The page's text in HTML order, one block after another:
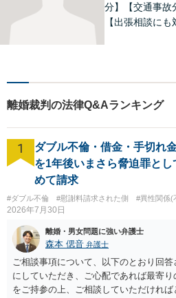
分】【交通事故
【出張相談にも
幅広い法律サー
たします。お気
ださい。
離婚裁判の法律Q&Aランキング
1
ダブル不倫・借金・手切れ
を1年後いまさら脅迫罪と
めて請求
#ダブル不倫 #慰謝料請求された側 #異性関係(
2026年7月30日
離婚・男女問題に強い弁護士
森本 偲音 弁護士
ご相談事項について、以下のとおり回
にしていただき、ご心配であれば最寄
をご持参の上、ご相談していただけれ